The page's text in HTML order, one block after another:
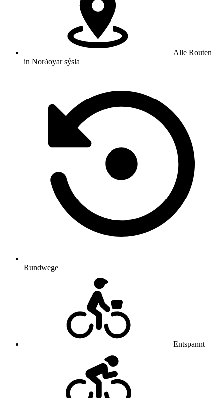
Alle Routen
in Norðoyar sýsla
Rundwege
Entspannt